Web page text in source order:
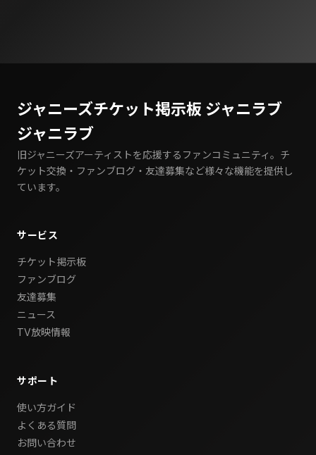
ジャニーズチケット掲示板 ジャニラブ
ジャニラブ
旧ジャニーズアーティストを応援するファンコミュニティ。チ
ケット交換・ファンブログ・友達募集など様々な機能を提供し
ています。
サービス
チケット掲示板
ファンブログ
友達募集
ニュース
TV放映情報
サポート
使い方ガイド
よくある質問
お問い合わせ